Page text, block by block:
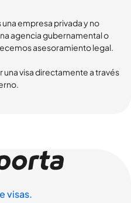
empresa privada y no
agencia gubernamental o
asesoramiento legal.
una visa directamente a través
visas.